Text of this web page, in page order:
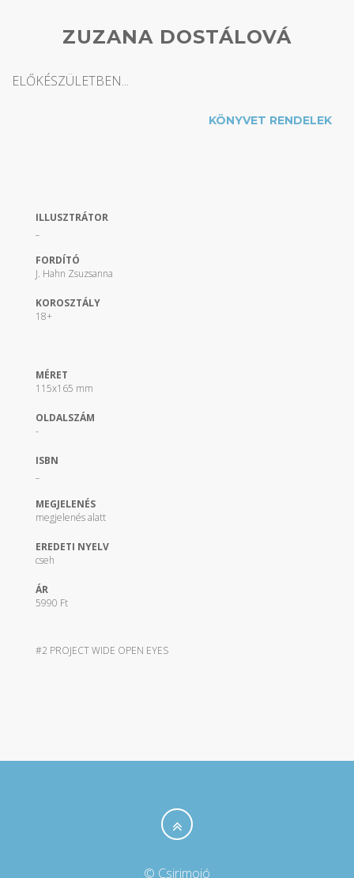
ZUZANA DOSTÁLOVÁ
ELŐKÉSZÜLETBEN...
KÖNYVET RENDELEK
ILLUSZTRÁTOR
FORDÍTÓ
J. Hahn Zsuzsanna
KOROSZTÁLY
18+
MÉRET
115x165 mm
OLDALSZÁM
-
ISBN
MEGJELENÉS
megjelenés alatt
EREDETI NYELV
cseh
ÁR
5990 Ft
#2 PROJECT WIDE OPEN EYES
© Csirimojó